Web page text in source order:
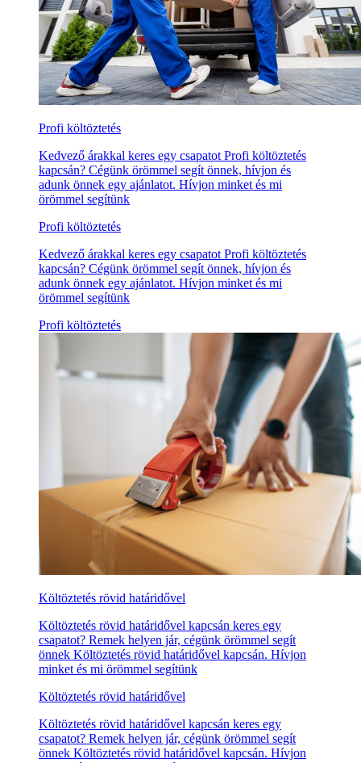
Profi költöztetés
Kedvező árakkal keres egy csapatot Profi költöztetés
kapcsán? Cégünk örömmel segít önnek, hívjon és
adunk önnek egy ajánlatot. Hívjon minket és mi
örömmel segítünk
Profi költöztetés
Kedvező árakkal keres egy csapatot Profi költöztetés
kapcsán? Cégünk örömmel segít önnek, hívjon és
adunk önnek egy ajánlatot. Hívjon minket és mi
örömmel segítünk
Profi költöztetés
Költöztetés rövid határidővel
Költöztetés rövid határidővel kapcsán keres egy
csapatot? Remek helyen jár, cégünk örömmel segít
önnek Költöztetés rövid határidővel kapcsán. Hívjon
minket és mi örömmel segítünk
Költöztetés rövid határidővel
Költöztetés rövid határidővel kapcsán keres egy
csapatot? Remek helyen jár, cégünk örömmel segít
önnek Költöztetés rövid határidővel kapcsán. Hívjon